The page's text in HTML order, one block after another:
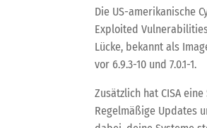
Die US-amerikanische
Exploited
Lücke, bekannt als
vor 6.9.3-10 und 7.0.1-1.
Zusätzlich hat CISA
Regelmäßige Updates